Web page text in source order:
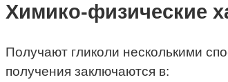
Химико-физические
Получают гликоли несколькими
получения заключаются в: